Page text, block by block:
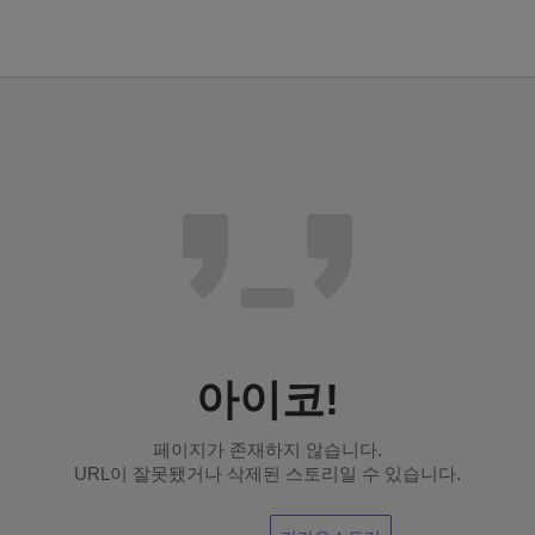
아이코!
페이지가 존재하지 않습니다.
URL이 잘못됐거나 삭제된 스토리일 수 있습니다.